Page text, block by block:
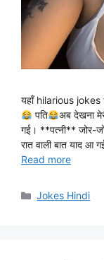
यहाँ hilarious jokes
पति
अब देखना
गई। **पत्नी** जोर-
रात वाली बात याद आ
Read more
Categories
Jokes Hindi